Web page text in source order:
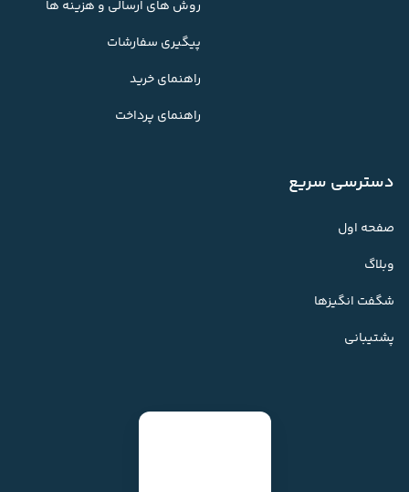
روش های ارسالی و هزینه ها
پیگیری سفارشات
راهنمای خرید
راهنمای پرداخت
دسترسی سریع
صفحه اول
وبلاگ
شگفت انگیزها
پشتیبانی